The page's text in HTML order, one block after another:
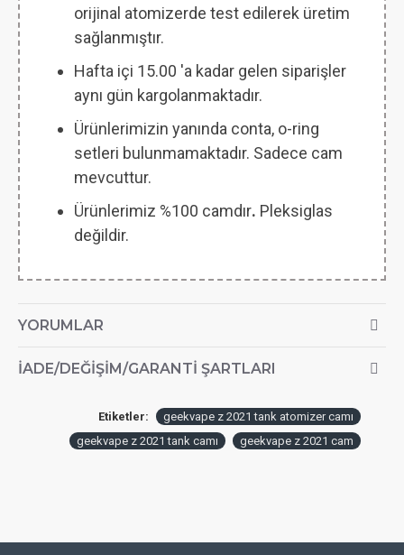
orijinal atomizerde test edilerek üretim
sağlanmıştır.
Hafta içi 15.00 'a kadar gelen siparişler
aynı gün kargolanmaktadır.
Ürünlerimizin yanında conta, o-ring
setleri bulunmamaktadır. Sadece cam
mevcuttur.
Ürünlerimiz %100 camdır. Pleksiglas
değildir.
YORUMLAR
İADE/DEĞIŞIM/GARANTI ŞARTLARI
Etiketler:
geekvape z 2021 tank atomizer camı
geekvape z 2021 tank camı
geekvape z 2021 cam